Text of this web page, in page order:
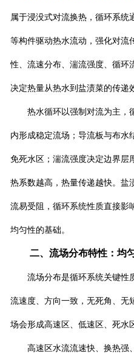
属于浸没式对流换热，循环系统
等构件驱动热水流动，强化对流
性、流速分布、湍流强度、循环
决定热量从热水到盐渍菜的传递
热水循环以强制对流为主，
内形成稳定流场；导流板与布水
免死水区；湍流强度决定边界层
热系数越高，热量传递越快。盐
流易受阻，循环系统性质直接影
均匀性的基础。
二、流场分布特性：均
流场分布是循环系统关键性
流速度、方向一致，无死角、无
场会形成高速区、低速区、死水
高速区水流流速快、换热强